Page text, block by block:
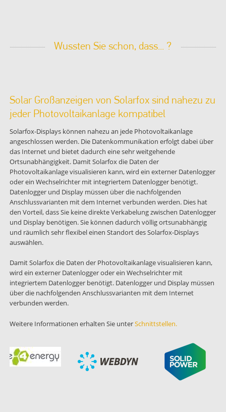
Wussten Sie schon, dass... ?
Solar Großanzeigen von Solarfox sind nahezu zu
jeder Photovoltaikanlage kompatibel
Solarfox-Displays können nahezu an jede Photovoltaikanlage
angeschlossen werden. Die Datenkommunikation erfolgt dabei über
das Internet und bietet dadurch eine sehr weitgehende
Ortsunabhängigkeit. Damit Solarfox die Daten der
Photovoltaikanlage visualisieren kann, wird ein externer Datenlogger
oder ein Wechselrichter mit integriertem Datenlogger benötigt.
Datenlogger und Display müssen über die nachfolgenden
Anschlussvarianten mit dem Internet verbunden werden. Dies hat
den Vorteil, dass Sie keine direkte Verkabelung zwischen Datenlogger
und Display benötigen. Sie können dadurch völlig ortsunabhängig
und räumlich sehr flexibel einen Standort des Solarfox-Displays
auswählen.
Damit Solarfox die Daten der Photovoltaikanlage visualisieren kann,
wird ein externer Datenlogger oder ein Wechselrichter mit
integriertem Datenlogger benötigt. Datenlogger und Display müssen
über die nachfolgenden Anschlussvarianten mit dem Internet
verbunden werden.
Weitere Informationen erhalten Sie unterSchnittstellen.